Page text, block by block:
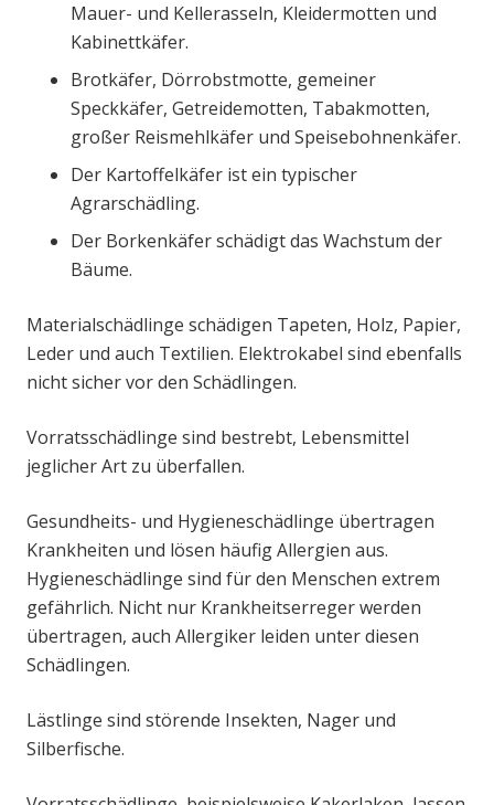
Mauer- und Kellerasseln, Kleidermotten und
Kabinettkäfer.
Brotkäfer, Dörrobstmotte, gemeiner
Speckkäfer, Getreidemotten, Tabakmotten,
großer Reismehlkäfer und Speisebohnenkäfer.
Der Kartoffelkäfer ist ein typischer
Agrarschädling.
Der Borkenkäfer schädigt das Wachstum der
Bäume.
Materialschädlinge schädigen Tapeten, Holz, Papier,
Leder und auch Textilien. Elektrokabel sind ebenfalls
nicht sicher vor den Schädlingen.
Vorratsschädlinge sind bestrebt, Lebensmittel
jeglicher Art zu überfallen.
Gesundheits- und Hygieneschädlinge übertragen
Krankheiten und lösen häufig Allergien aus.
Hygieneschädlinge sind für den Menschen extrem
gefährlich. Nicht nur Krankheitserreger werden
übertragen, auch Allergiker leiden unter diesen
Schädlingen.
Lästlinge sind störende Insekten, Nager und
Silberfische.